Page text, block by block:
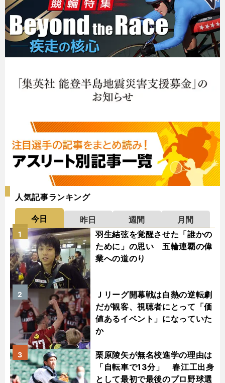
人気記事ランキング
今日 昨日 週間
月間
羽生結弦を覚醒させた「誰かの
ために」の思い 五輪連覇の偉
業への道のり
1
Ｊリーグ開幕戦は白熱の逆転劇
だが観客、視聴者にとって「価
値あるイベント」になっていた
か
2
栗原陵矢が無名校進学の理由は
「自転車で13分」 春江工出身
として最初で最後のプロ野球選
3